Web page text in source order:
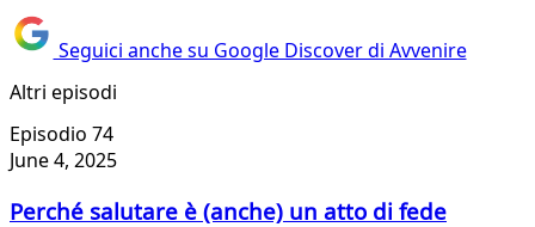
Seguici anche su Google Discover di Avvenire
Altri episodi
Episodio 74
June 4, 2025
Perché salutare è (anche) un atto di fede